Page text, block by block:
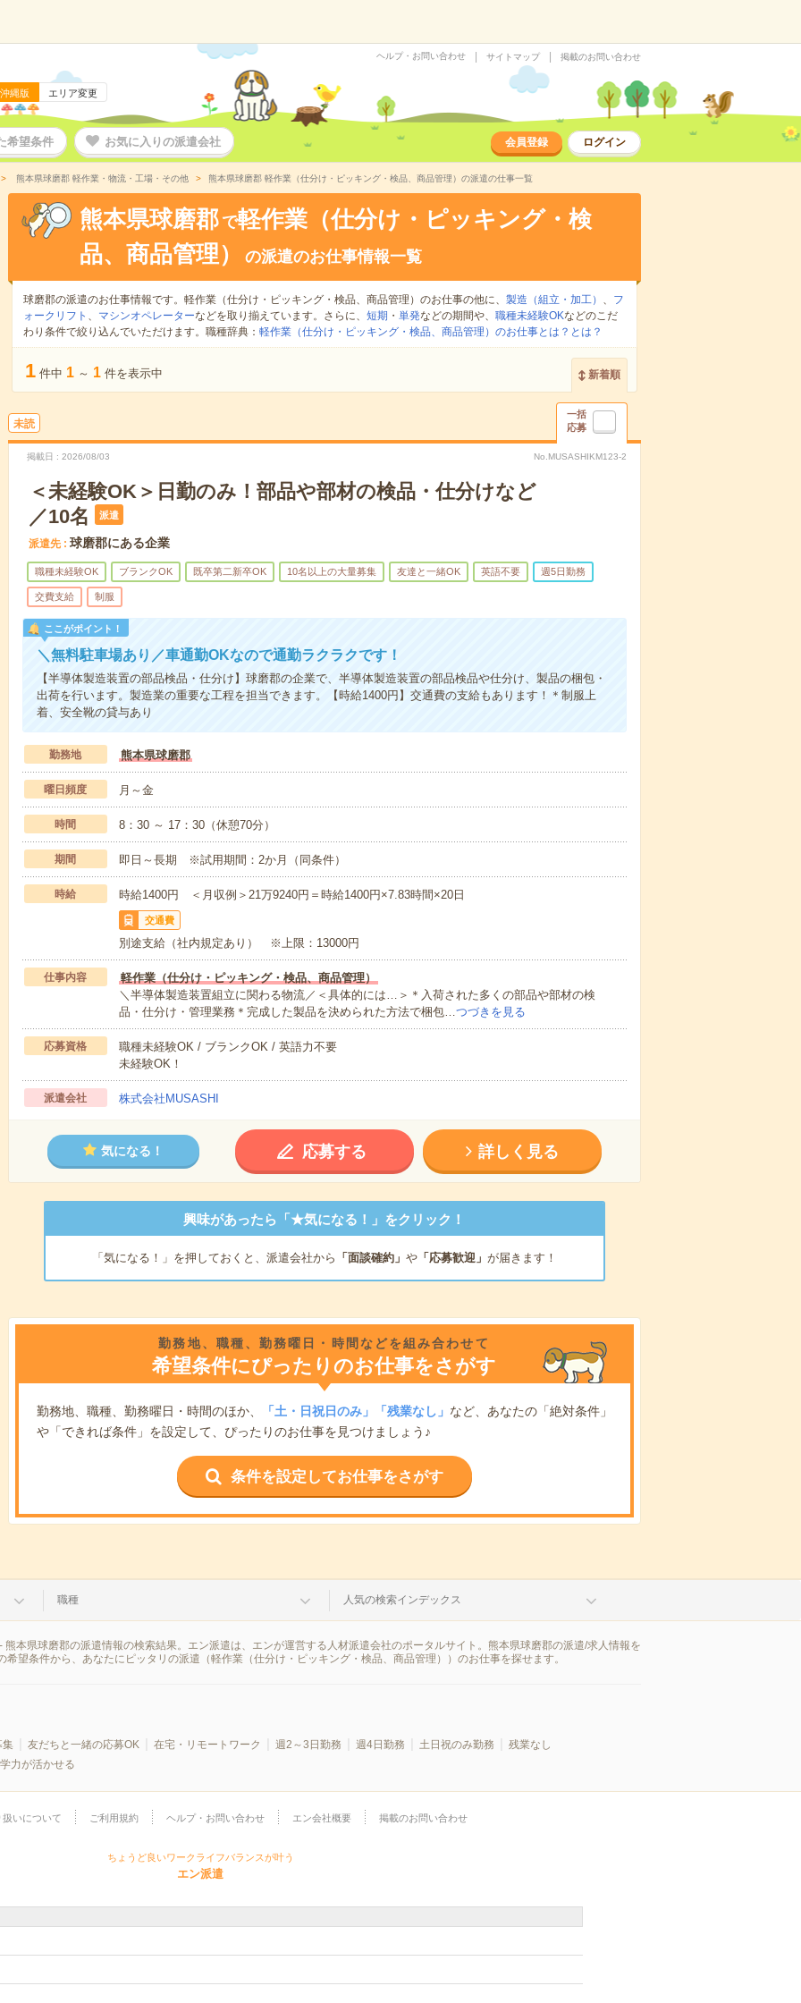
縄版 エリア変更
ヘルプ・お問い合わせ サイトマップ 掲載のお問い合わせ
希望条件 お気に入りの派遣会社 会員登録 ログイン
熊本県球磨郡 軽作業・物流・工場・その他 熊本県球磨郡 軽作業（仕分け・ピッキング・検品、商品管理）の派遣の仕事一覧
熊本県球磨郡 で軽作業（仕分け・ピッキング・検
品、商品管理）
の派遣のお仕事情報一覧
球磨郡の派遣のお仕事情報です。軽作業（仕分け・ピッキング・検品、商品管理）のお仕事の他に、 製造（組立・加工） 、
フ
ォークリフト 、 マシンオペレーターなどを取り揃えています。さらに、 短期 ・ 単発などの期間や、 職種未経験OKなどのこだ
わり条件で絞り込んでいただけます。職種辞典： 軽作業（仕分け・ピッキング・検品、商品管理）のお仕事とは？とは？
1 件中 1 ～ 1 件を表示中 新着順
未読
一括
応募
掲載日 2026/08/03 No.MUSASHIKM123-2
＜未経験OK＞日勤のみ！部品や部材の検品・仕分けなど
／10名
派遣
派遣先 球磨郡にある企業
職種未経験OK ブランクOK 既卒第二新卒OK 10名以上の大量募集 友達と一緒OK 英語不要 週5日勤務
交費支給 制服
ここがポイント！
＼無料駐車場あり／車通勤OKなので通勤ラクラクです！
【半導体製造装置の部品検品・仕分け】球磨郡の企業で、半導体製造装置の部品検品や仕分け、製品の梱包・
出荷を行います。製造業の重要な工程を担当できます。【時給1400円】交通費の支給もあります！＊制服上
着、安全靴の貸与あり
勤務地 熊本県球磨郡
曜日頻度 月～金
時間 8：30 ～ 17：30（休憩70分）
期間 即日～長期 ※試用期間：2か月（同条件）
時給 時給1400円 ＜月収例＞21万9240円＝時給1400円×7.83時間×20日
交通費
別途支給（社内規定あり） ※上限：13000円
仕事内容
軽作業（仕分け・ピッキング・検品、商品管理）
＼半導体製造装置組立に関わる物流／＜具体的には…＞＊入荷された多くの部品や部材の検
品・仕分け・管理業務＊完成した製品を決められた方法で梱包…つづきを見る
応募資格
職種未経験OK / ブランクOK / 英語力不要
未経験OK！
派遣会社 株式会社MUSASHI
気になる！ 応募する 詳しく見る
興味があったら「★気になる！」をクリック！
「気になる！」を押しておくと、派遣会社から 「面談確約」 や「応募歓迎」 が届きます！
勤務地、職種、勤務曜日・時間などを組み合わせて
希望条件にぴったりのお仕事をさがす
勤務地、職種、勤務曜日・時間のほか、 「土・日祝日のみ」「残業なし」 など、あなたの「絶対条件」
や「できれば条件」を設定して、ぴったりのお仕事を見つけましょう♪
条件を設定してお仕事をさがす
職種 人気の検索インデックス
本県球磨郡の派遣情報の検索結果。エン派遣は、エンが運営する人材派遣会社のポータルサイト。熊本県球磨郡の派遣/求人情報を
望条件から、あなたにピッタリの派遣（軽作業（仕分け・ピッキング・検品、商品管理））のお仕事を探せます。
集 友だちと一緒の応募OK 在宅・リモートワーク 週2～3日勤務 週4日勤務 土日祝のみ勤務
残業なし
力が活かせる
いについて ご利用規約 ヘルプ・お問い合わせ エン会社概要 掲載のお問い合わせ
ちょうど良いワークライフバランスが叶う
エン派遣